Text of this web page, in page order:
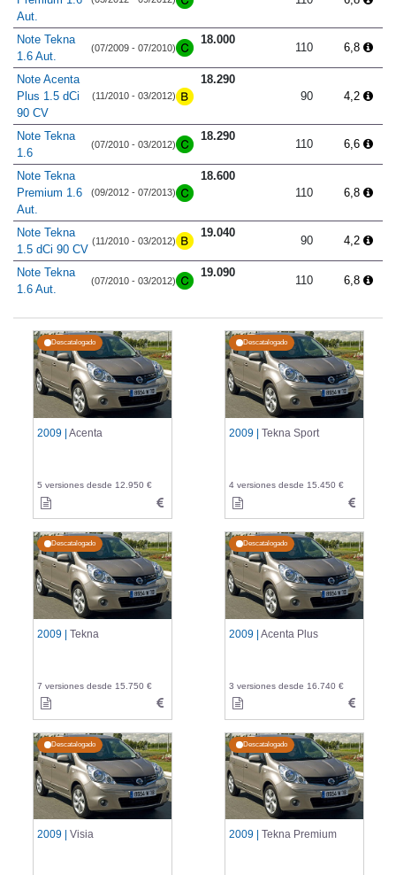
Aut.
Note Tekna
1.6 Aut.
(07/2009 - 07/2010)
18.000
110 6,8
Note Acenta
Plus 1.5 dCi
90 CV
(11/2010 - 03/2012)
18.290
90
4,2
Note Tekna
1.6
(07/2010 - 03/2012)
18.290
110 6,6
Note Tekna
Premium 1.6
Aut.
(09/2012 - 07/2013)
18.600
110
6,8
Note Tekna
1.5 dCi 90 CV
(11/2010 - 03/2012)
19.040
90 4,2
Note Tekna
1.6 Aut.
(07/2010 - 03/2012)
19.090
110 6,8
Descatalogado
2009 | Acenta
5 versiones desde 12.950 €
Descatalogado
2009 | Tekna Sport
4 versiones desde 15.450 €
Descatalogado
2009 | Tekna
7 versiones desde 15.750 €
Descatalogado
2009 | Acenta Plus
3 versiones desde 16.740 €
Descatalogado
2009 | Visia
Descatalogado
2009 | Tekna Premium